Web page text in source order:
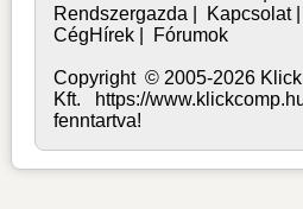
Rendszergazda
Kapcsolat
CégHírek
Fórumok
Copyright © 2005-2026
Kft. https://
fenntartva!